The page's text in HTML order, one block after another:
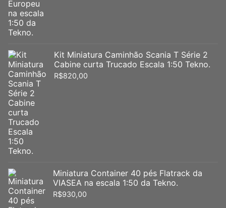
Kit Miniatura Caminhão Scania T Série 2
Cabine curta Trucado Escala 1:50 Tekno.
R$820,00
Miniatura Container 40 pés Flatrack da
VIASEA na escala 1:50 da Tekno.
R$930,00